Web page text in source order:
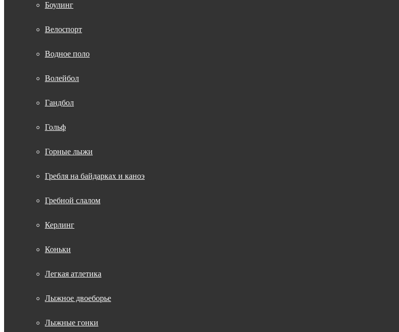
Боулинг
Велоспорт
Водное поло
Волейбол
Гандбол
Гольф
Горные лыжи
Гребля на байдарках и каноэ
Гребной слалом
Керлинг
Коньки
Легкая атлетика
Лыжное двоеборье
Лыжные гонки